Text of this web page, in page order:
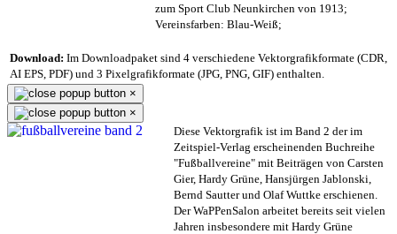
zum Sport Club Neunkirchen von 1913;
Vereinsfarben: Blau-Weiß;
Download: Im Downloadpaket sind 4 verschiedene Vektorgrafikformate (CDR,
AI EPS, PDF) und 3 Pixelgrafikformate (JPG, PNG, GIF) enthalten.
×
×
Diese Vektorgrafik ist im Band 2 der im
Zeitspiel-Verlag erscheinenden Buchreihe
"Fußballvereine" mit Beiträgen von Carsten
Gier, Hardy Grüne, Hansjürgen Jablonski,
Bernd Sautter und Olaf Wuttke erschienen.
Der WaPPenSalon arbeitet bereits seit vielen
Jahren insbesondere mit Hardy Grüne